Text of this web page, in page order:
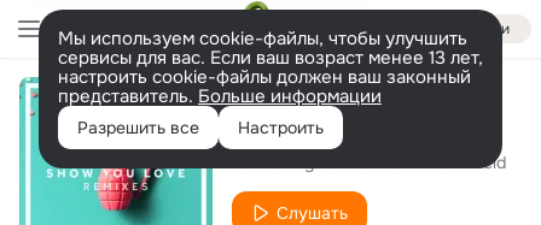
Войти
Мы используем cookie-файлы, чтобы улучшить
сервисы для вас. Если ваш возраст менее 13 лет,
настроить cookie-файлы должен ваш законный
представитель. Больше информации
Разрешить все Настроить
Show You Love
Kato & Sigala feat. Hailee Steinfeld
Слушать